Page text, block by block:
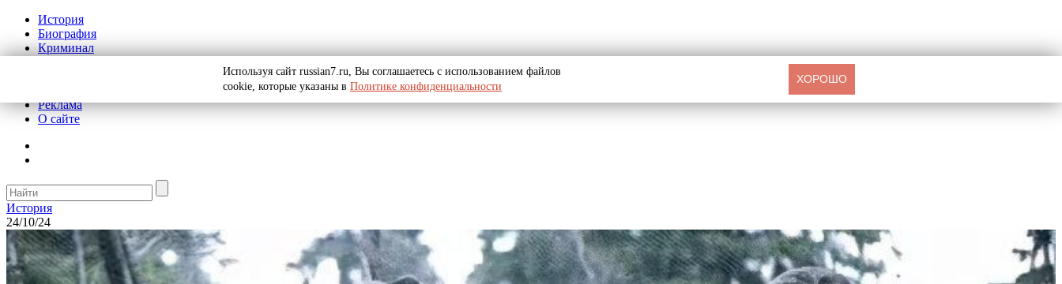
История
Биография
Криминал
Реклама
О сайте
История
24/10/24
Используя сайт russian7.ru, Вы соглашаетесь с использованием файлов
cookie, которые указаны в Политике конфиденциальности
ХОРОШО